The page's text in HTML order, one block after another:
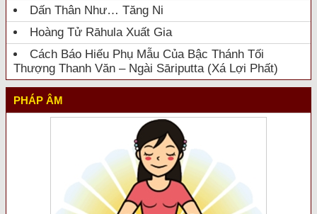
Dấn Thân Như… Tăng Ni
Hoàng Tử Rāhula Xuất Gia
Cách Báo Hiếu Phụ Mẫu Của Bậc Thánh Tối
Thượng Thanh Văn – Ngài Sāriputta (Xá Lợi Phất)
PHÁP ÂM